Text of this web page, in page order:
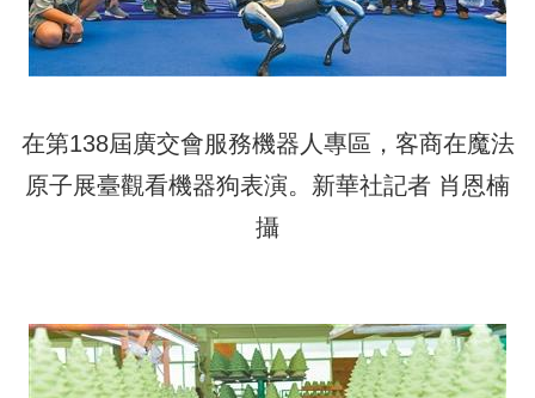
在第138屆廣交會服務機器人專區，客商在魔法
原子展臺觀看機器狗表演。新華社記者 肖恩楠
攝